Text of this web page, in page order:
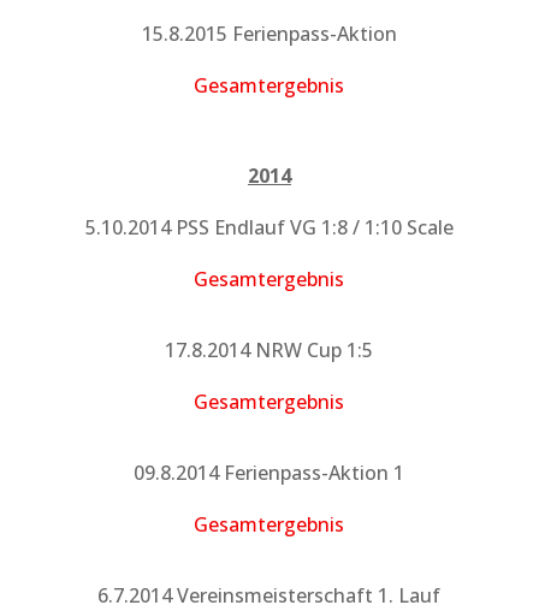
15.8.2015 Ferienpass-Aktion
Gesamtergebnis
2014
5.10.2014 PSS Endlauf VG 1:8 / 1:10 Scale
Gesamtergebnis
17.8.2014 NRW Cup 1:5
Gesamtergebnis
09.8.2014 Ferienpass-Aktion 1
Gesamtergebnis
6.7.2014 Vereinsmeisterschaft 1. Lauf